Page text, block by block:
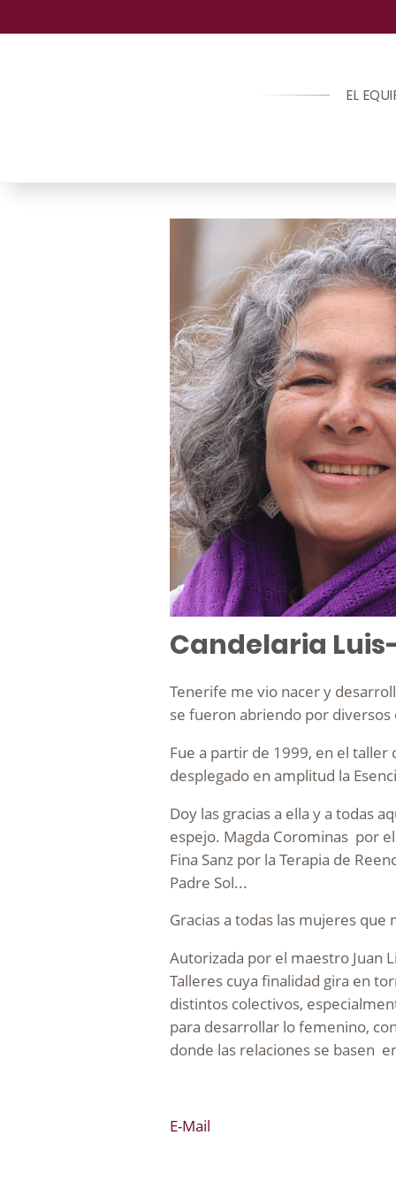
EL
Candelaria
Tenerife me vio nacer y
se fueron abriendo por diversos
Fue a partir de 1999, en el taller
desplegado en amplitud la
Doy las gracias a ella y a todas
espejo. Magda Corominas por
Fina Sanz por la Terapia de
Padre Sol...
Gracias a todas las mujeres
Autorizada por el maestro Juan
Talleres cuya finalidad gira en
distintos colectivos,
para desarrollar lo femenino,
donde las relaciones se basen
E-Mail